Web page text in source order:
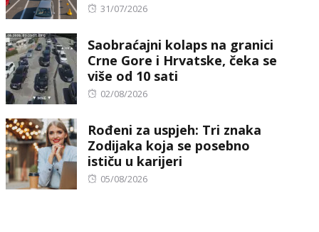
Posted
31/07/2026
Saobraćajni kolaps na granici
Crne Gore i Hrvatske, čeka se
više od 10 sati
Posted
02/08/2026
Rođeni za uspjeh: Tri znaka
Zodijaka koja se posebno
ističu u karijeri
Posted
05/08/2026